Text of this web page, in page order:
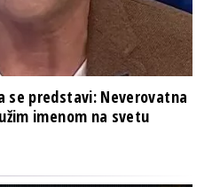
se predstavi: Neverovatna
imenom na svetu